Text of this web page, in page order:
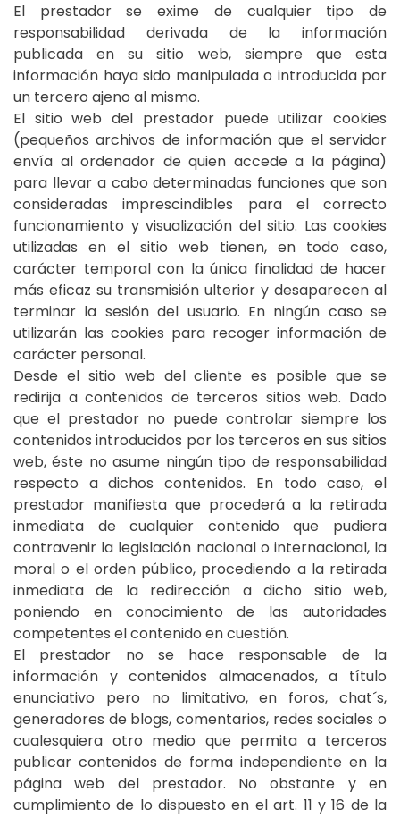
El prestador se exime de cualquier tipo de
responsabilidad derivada de la información
publicada en su sitio web, siempre que esta
información haya sido manipulada o introducida por
un tercero ajeno al mismo.
El sitio web del prestador puede utilizar cookies
(pequeños archivos de información que el servidor
envía al ordenador de quien accede a la página)
para llevar a cabo determinadas funciones que son
consideradas imprescindibles para el correcto
funcionamiento y visualización del sitio. Las cookies
utilizadas en el sitio web tienen, en todo caso,
carácter temporal con la única finalidad de hacer
más eficaz su transmisión ulterior y desaparecen al
terminar la sesión del usuario. En ningún caso se
utilizarán las cookies para recoger información de
carácter personal.
Desde el sitio web del cliente es posible que se
redirija a contenidos de terceros sitios web. Dado
que el prestador no puede controlar siempre los
contenidos introducidos por los terceros en sus sitios
web, éste no asume ningún tipo de responsabilidad
respecto a dichos contenidos. En todo caso, el
prestador manifiesta que procederá a la retirada
inmediata de cualquier contenido que pudiera
contravenir la legislación nacional o internacional, la
moral o el orden público, procediendo a la retirada
inmediata de la redirección a dicho sitio web,
poniendo en conocimiento de las autoridades
competentes el contenido en cuestión.
El prestador no se hace responsable de la
información y contenidos almacenados, a título
enunciativo pero no limitativo, en foros, chat´s,
generadores de blogs, comentarios, redes sociales o
cualesquiera otro medio que permita a terceros
publicar contenidos de forma independiente en la
página web del prestador. No obstante y en
cumplimiento de lo dispuesto en el art. 11 y 16 de la